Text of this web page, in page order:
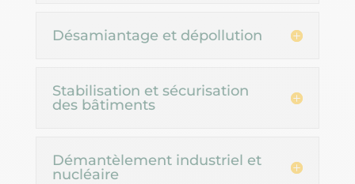
Désamiantage et dépollution
Stabilisation et sécurisation
des bâtiments
Démantèlement industriel et
nucléaire